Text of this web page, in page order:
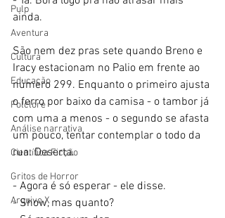
Pulp
Aventura
Cultura
Educação
Folclore
Análise narrativa
Científica Ficção
Gritos de Horror
Arquivo X
ainda.
São nem dez pras sete quando Breno e
Iracy estacionam no Palio em frente ao
número 299. Enquanto o primeiro ajusta
o ferro por baixo da camisa - o tambor já
com uma a menos - o segundo se afasta
um pouco, tentar contemplar o todo da
rua. Deserta.
- Agora é só esperar - ele disse.
- Show, mas quanto?